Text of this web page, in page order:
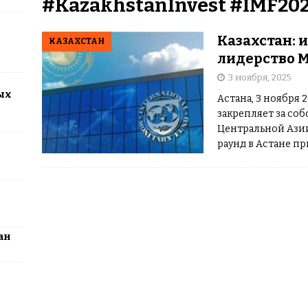
столица превратится в центр поп-культуры Казахстана
#KazakhstanInvest
КАЗАХСТАН
Казахстан:
лидерство
3 ноября, 2025
Астана, 3 ноября
закрепляет за
Центральной
раунд в Астане